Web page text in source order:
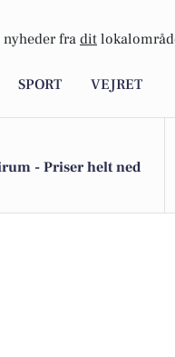
nyheder fra dit
SPORT VEJRET
- Priser helt ned